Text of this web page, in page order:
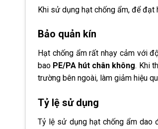
Khi sử dụng hạt chống ẩm, để đạt
Bảo quản kín
Hạt chống ẩm rất nhạy cảm với
bao PE/PA hút chân không. Khi
trường bên ngoài, làm giảm hiệu
Tỷ lệ sử dụng
Tỷ lệ sử dụng hạt chống ẩm dao